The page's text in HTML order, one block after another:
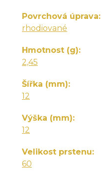
Povrchová úprava
rhodiované
Hmotnost (g)
2,45
Šířka (mm)
12
Výška (mm)
12
Velikost prstenu
60